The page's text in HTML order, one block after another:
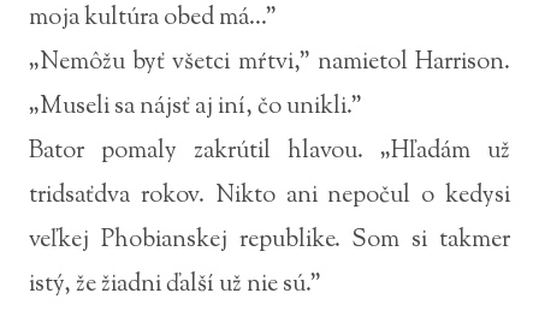
moja kultúra obed má...”
„Nemôžu byť všetci mŕtvi,” namietol Harrison.
„Museli sa nájsť aj iní, čo unikli.”
Bator pomaly zakrútil hlavou. „Hľadám už
tridsaťdva rokov. Nikto ani nepočul o kedysi
veľkej Phobianskej republike. Som si takmer
istý, že žiadni ďalší už nie sú.”